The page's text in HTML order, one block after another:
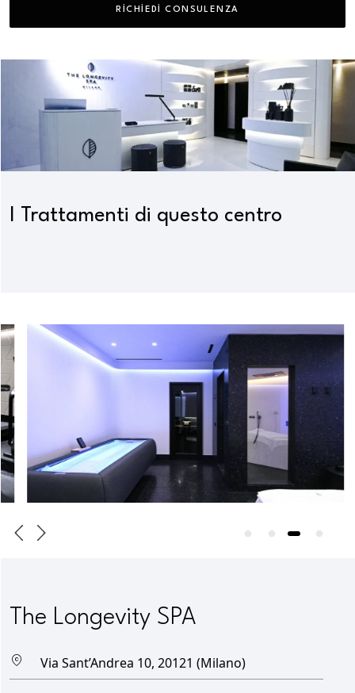
RICHIEDI CONSULENZA
I Trattamenti di questo centro
The Longevity SPA
Via Sant’Andrea 10, 20121 (Milano)